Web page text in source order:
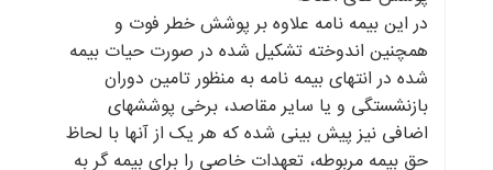
در این بیمه نامه علاوه بر پوشش خطر فوت و
همچنین اندوخته تشکیل شده در صورت حیات بیمه
شده در انتهای بیمه نامه به منظور تامین دوران
بازنشستگی و یا سایر مقاصد، برخی پوششهای
اضافی نیز پیش بینی شده که هر یک از آنها با لحاظ
حق بیمه مربوطه، تعهدات خاصی را برای بیمه گر به